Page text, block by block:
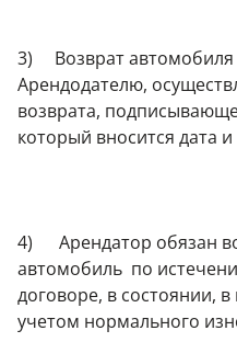
3) Возврат автомобиля
Арендодателю,
возврата,
который вносится дата
4) Арендатор обязан
автомобиль по
договоре, в состоянии,
учетом нормального